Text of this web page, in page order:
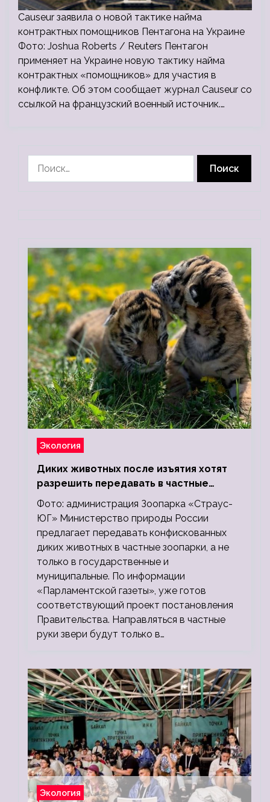
Causeur заявила о новой тактике найма
контрактных помощников Пентагона на Украине
Фото: Joshua Roberts / Reuters Пентагон
применяет на Украине новую тактику найма
контрактных «помощников» для участия в
конфликте. Об этом сообщает журнал Causeur со
ссылкой на французский военный источник.…
Экология
Диких животных после изъятия хотят
разрешить передавать в частные
зоопарки
Фото: администрация Зоопарка «Страус-
ЮГ» Министерство природы России
предлагает передавать конфискованных
диких животных в частные зоопарки, а не
только в государственные и
муниципальные. По информации
«Парламентской газеты», уже готов
соответствующий проект постановления
Правительства. Направляться в частные
руки звери будут только в…
Экология